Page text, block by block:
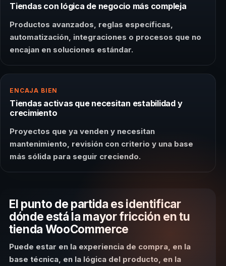
Tiendas con lógica de negocio más compleja
Productos avanzados, reglas específicas,
automatización, integraciones o procesos que no
encajan en soluciones estándar.
ENCAJA BIEN
Tiendas activas que necesitan estabilidad y
crecimiento
Proyectos que ya venden y necesitan
mantenimiento, revisión con criterio y una base
más sólida para seguir creciendo.
El punto de partida es identificar
dónde está la mayor fricción en tu
tienda WooCommerce
Puede estar en la experiencia de compra, en la
base técnica, en la lógica del producto, en la